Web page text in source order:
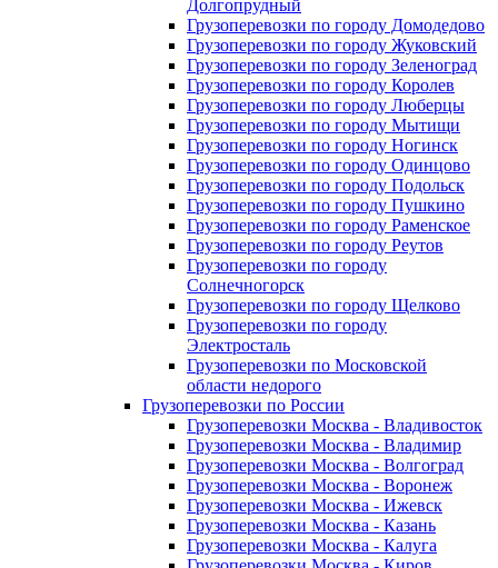
Долгопрудный
Грузоперевозки по городу Домодедово
Грузоперевозки по городу Жуковский
Грузоперевозки по городу Зеленоград
Грузоперевозки по городу Королев
Грузоперевозки по городу Люберцы
Грузоперевозки по городу Мытищи
Грузоперевозки по городу Ногинск
Грузоперевозки по городу Одинцово
Грузоперевозки по городу Подольск
Грузоперевозки по городу Пушкино
Грузоперевозки по городу Раменское
Грузоперевозки по городу Реутов
Грузоперевозки по городу
Солнечногорск
Грузоперевозки по городу Щелково
Грузоперевозки по городу
Электросталь
Грузоперевозки по Московской
области недорого
Грузоперевозки по России
Грузоперевозки Москва - Владивосток
Грузоперевозки Москва - Владимир
Грузоперевозки Москва - Волгоград
Грузоперевозки Москва - Воронеж
Грузоперевозки Москва - Ижевск
Грузоперевозки Москва - Казань
Грузоперевозки Москва - Калуга